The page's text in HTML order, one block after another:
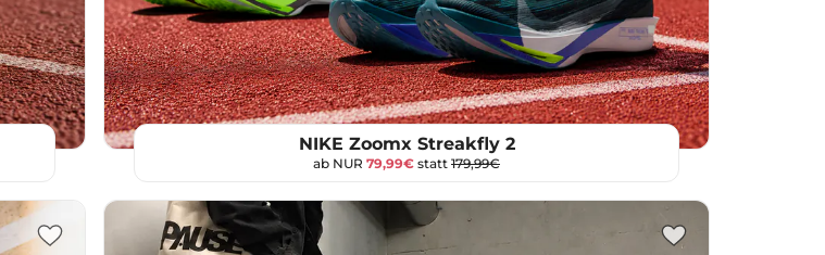
NIKE Zoomx Streakfly 2
ab NUR 79,99€ statt 179,99€